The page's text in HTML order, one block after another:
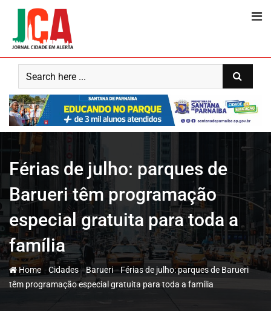
content
Férias de julho: parques de
Barueri têm programação
especial gratuita para toda a
família
Home -Cidades-Barueri-Férias de julho: parques de Barueri
têm programação especial gratuita para toda a família